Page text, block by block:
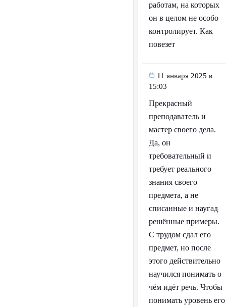
работам, на которых
он в целом не особо
контролирует. Как
повезет
11 января 2025 в
15:03
Прекрасный
преподаватель и
мастер своего дела.
Да, он
требовательный и
требует реального
знания своего
предмета, а не
списанные и наугад
решённые примеры.
С трудом сдал его
предмет, но после
этого действительно
научился понимать о
чём идёт речь. Чтобы
понимать уровень его